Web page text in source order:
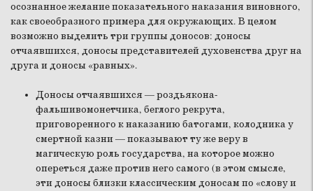
осознанное желание показательного наказания виновного,
как своеобразного примера для окружающих. В целом
возможно выделить три группы доносов: доносы
отчаявшихся, доносы представителей духовенства друг на
друга и доносы «равных».
Доносы отчаявшихся — роздьякона-
фальшивомонетчика, беглого рекрута,
приговоренного к наказанию батогами, колодника у
смертной казни — показывают ту же веру в
магическую роль государства, на которое можно
опереться даже против него самого (в этом смысле,
эти доносы близки классическим доносам по «слову и